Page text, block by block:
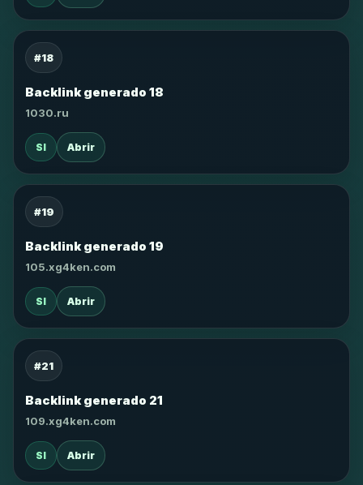
#18
Backlink generado 18
1030.ru
SI Abrir
#19
Backlink generado 19
105.xg4ken.com
SI Abrir
#21
Backlink generado 21
109.xg4ken.com
SI Abrir